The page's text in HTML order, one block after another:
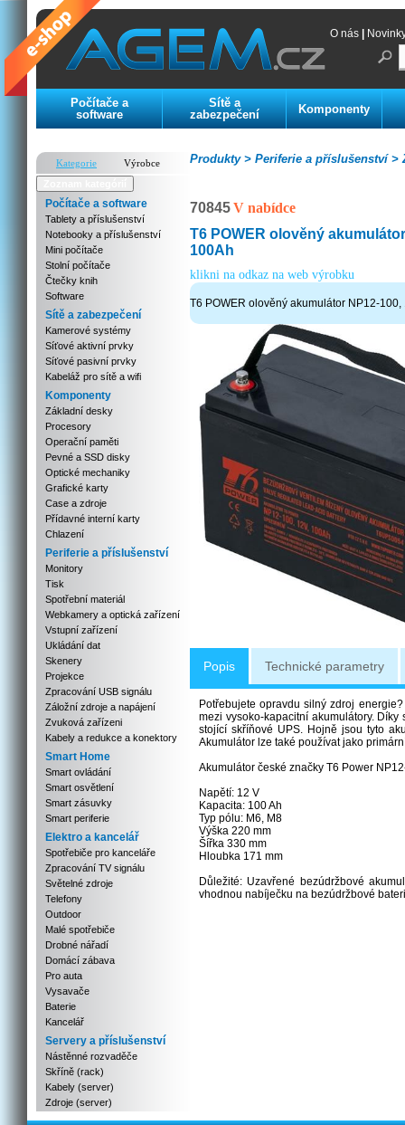
O nás
Počítače a
software
Sítě a
zabezpečení
Komponenty
Kategorie
Výrobce
Počítače a software
Tablety a příslušenství
Notebooky a příslušenství
Mini počítače
Stolní počítače
Čtečky knih
Software
Sítě a zabezpečení
Kamerové systémy
Síťové aktivní prvky
Síťové pasivní prvky
Kabeláž pro sítě a wifi
Komponenty
Základní desky
Procesory
Operační paměti
Pevné a SSD disky
Optické mechaniky
Grafické karty
Case a zdroje
Přídavné interní karty
Chlazení
Periferie a příslušenství
Monitory
Tisk
Spotřební materiál
Webkamery a optická zařízení
Vstupní zařízení
Ukládání dat
Skenery
Projekce
Zpracování USB signálu
Záložní zdroje a napájení
Zvuková zařízeni
Kabely a redukce a konektory
Smart Home
Smart ovládání
Smart osvětlení
Smart zásuvky
Smart periferie
Elektro a kancelář
Spotřebiče pro kanceláře
Zpracování TV signálu
Světelné zdroje
Telefony
Outdoor
Malé spotřebiče
Drobné nářadí
Domácí zábava
Pro auta
Vysavače
Baterie
Kancelář
Servery a příslušenství
Nástěnné rozvaděče
Skříně (rack)
Kabely (server)
Zdroje (server)
Periferie a příslušenství >
Produkty >
70845V nabídce
T6 POWER olověný
100Ah
klikni na odkaz na web výrobku
T6 POWER olověný akumulátor NP12-100,
Popis Technické parametry
Potřebujete opravdu silný zdroj
mezi vysoko-kapacitní akumulátory.
stojící skříňové UPS. Hojně jsou tyto
Akumulátor lze také používat jako
Akumulátor české značky T6 Power
Napětí: 12 V
Kapacita: 100 Ah
Typ pólu: M6, M8
Výška 220 mm
Šířka 330 mm
Hloubka 171 mm
Důležité: Uzavřené bezúdržbové
vhodnou nabíječku na bezúdržbové